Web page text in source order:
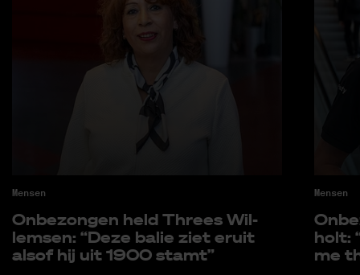
Mensen
On­be­zon­gen held Threes Wil­
lem­sen: “Deze ba­lie ziet er­uit
als­of hij uit 1900 stamt”
Mensen
holt:
me